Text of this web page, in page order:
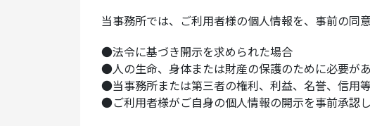
当事務所では、ご利用者様の個人情報を、事前の同
●法令に基づき開示を求められた場合
●人の生命、身体または財産の保護のために必要が
●当事務所または第三者の権利、利益、名誉、信用
●ご利用者様がご自身の個人情報の開示を事前承認